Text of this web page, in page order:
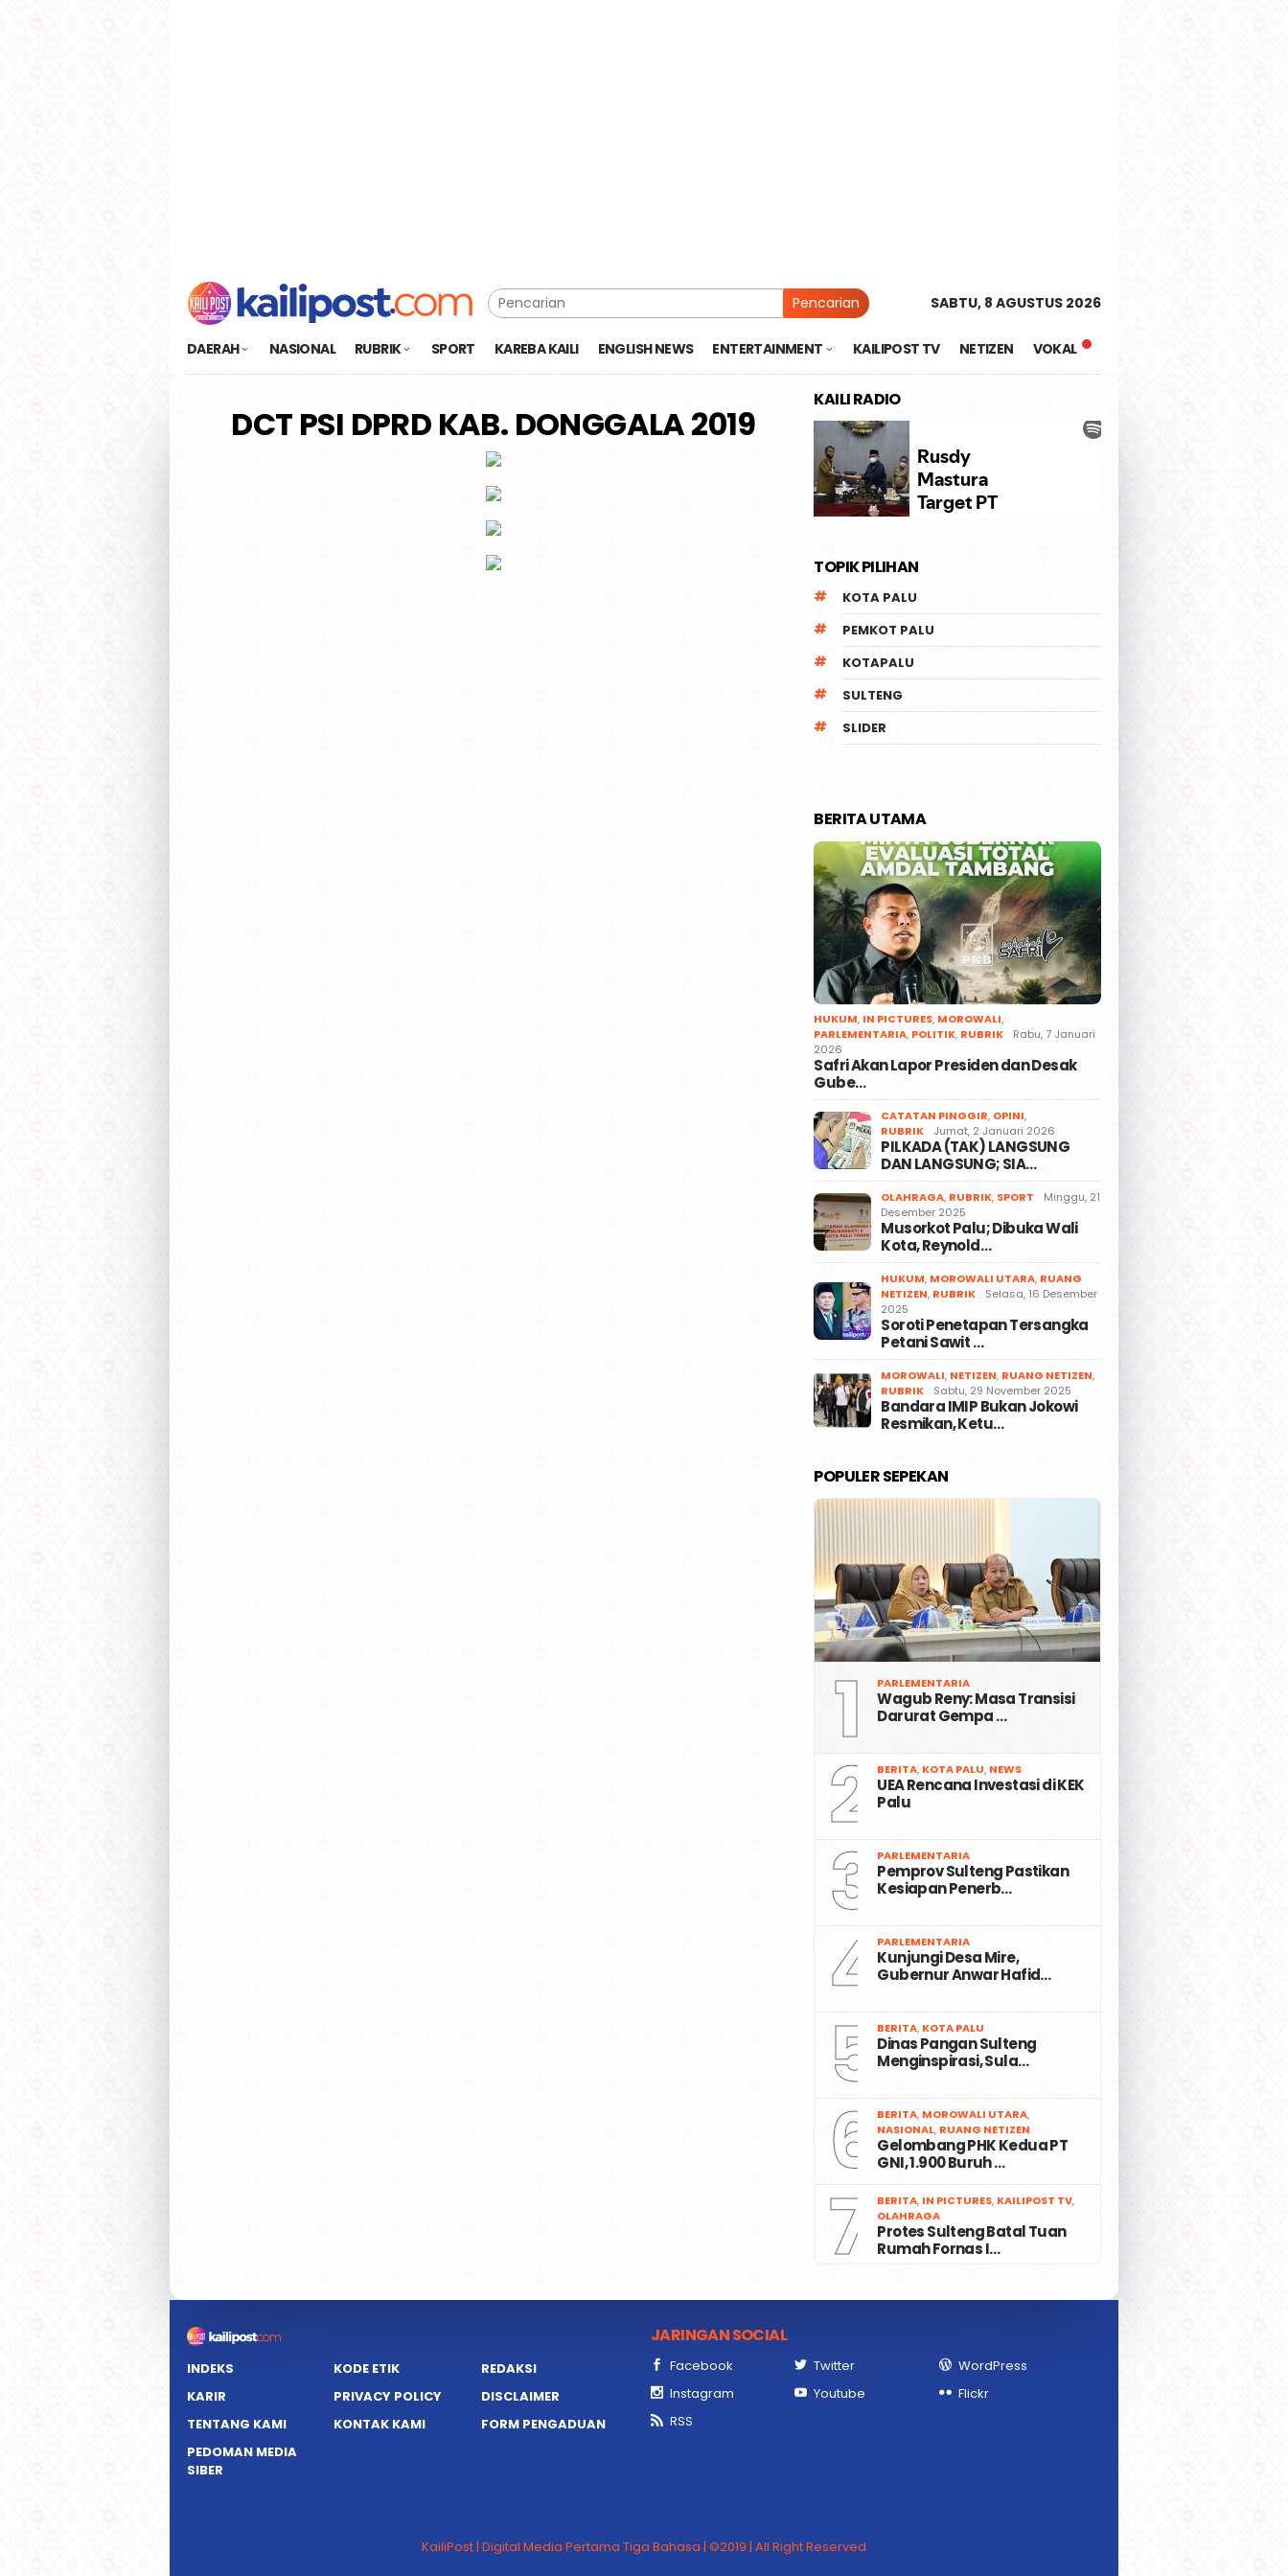
Pencarian SABTU, 8 AGUSTUS 2026
DAERAH NASIONAL RUBRIK SPORT KAREBA KAILI ENGLISH NEWS ENTERTAINMENT KAILIPOST TV NETIZEN VOKAL
DCT PSI DPRD KAB. DONGGALA 2019
KAILI RADIO
TOPIK PILIHAN
KOTA PALU
PEMKOT PALU
KOTAPALU
SULTENG
SLIDER
BERITA UTAMA
HUKUM, IN PICTURES, MOROWALI,
PARLEMENTARIA, POLITIK, RUBRIK
Rabu, 7 Januari
2026
Safri Akan Lapor Presiden dan Desak
Gube…
CATATAN PINGGIR, OPINI,
RUBRIK
Jumat, 2 Januari 2026
PILKADA (TAK) LANGSUNG
DAN LANGSUNG; SIA…
OLAHRAGA, RUBRIK, SPORT
Minggu, 21
Desember 2025
Musorkot Palu; Dibuka Wali
Kota, Reynold…
HUKUM, MOROWALI UTARA, RUANG
NETIZEN, RUBRIK
Selasa, 16 Desember
2025
Soroti Penetapan Tersangka
Petani Sawit …
MOROWALI, NETIZEN, RUANG NETIZEN,
RUBRIK
Sabtu, 29 November 2025
Bandara IMIP Bukan Jokowi
Resmikan, Ketu…
POPULER SEPEKAN
1 PARLEMENTARIA
Wagub Reny: Masa Transisi
Darurat Gempa …
2 BERITA, KOTA PALU, NEWS
UEA Rencana Investasi di KEK
Palu
3 PARLEMENTARIA
Pemprov Sulteng Pastikan
Kesiapan Penerb…
4 PARLEMENTARIA
Kunjungi Desa Mire,
Gubernur Anwar Hafid…
5 BERITA, KOTA PALU
Dinas Pangan Sulteng
Menginspirasi, Sula…
6 BERITA, MOROWALI UTARA,
NASIONAL, RUANG NETIZEN
Gelombang PHK Kedua PT
GNI, 1.900 Buruh …
7 BERITA, IN PICTURES, KAILIPOST TV,
OLAHRAGA
Protes Sulteng Batal Tuan
Rumah Fornas I…
INDEKS KODE ETIK
REDAKSI
KARIR
PRIVACY POLICY
DISCLAIMER
TENTANG KAMI
KONTAK KAMI
FORM PENGADUAN
PEDOMAN MEDIA
SIBER
JARINGAN SOCIAL
Facebook Twitter
WordPress
Instagram
Youtube
Flickr
RSS
KailiPost | Digital Media Pertama Tiga Bahasa | ©2019 | All Right Reserved